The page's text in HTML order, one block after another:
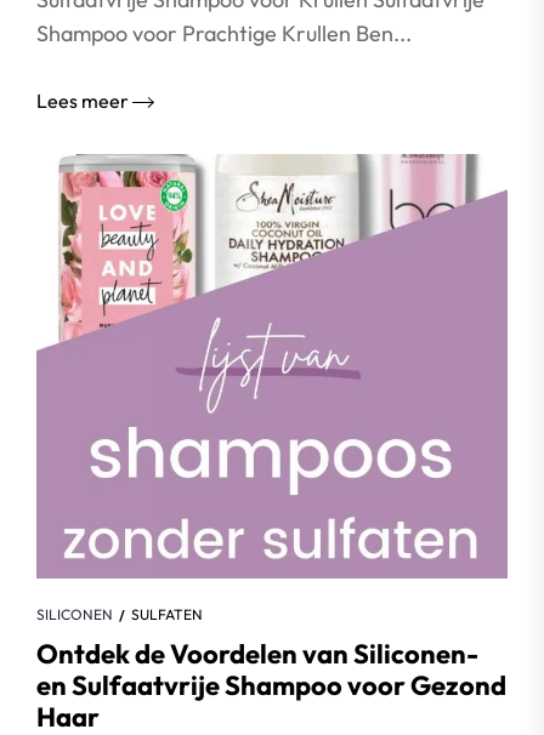
Shampoo voor Prachtige Krullen Ben...
Lees meer
SILICONEN SULFATEN
Ontdek de Voordelen van Siliconen-
en Sulfaatvrije Shampoo voor Gezond
Haar